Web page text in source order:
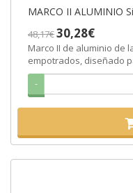
MARCO II ALUMINIO
48,17€30,28€
Marco II de aluminio de
empotrados, diseñado
-